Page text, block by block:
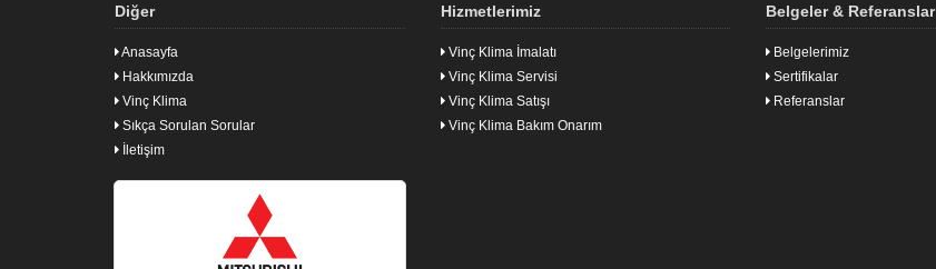
Diğer
Anasayfa
Hakkımızda
Vinç Klima
Sıkça Sorulan Sorular
İletişim
Hizmetlerimiz
Vinç Klima İmalatı
Vinç Klima Servisi
Vinç Klima Satışı
Vinç Klima Bakım Onarım
Belgeler & Referanslar
Belgelerimiz
Sertifikalar
Referanslar